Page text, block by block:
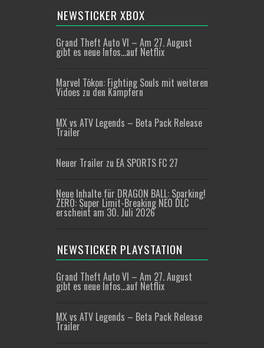
NEWSTICKER XBOX
Grand Theft Auto VI – Am 27. August
gibt es neue Infos…auf Netflix
Marvel Tōkon: Fighting Souls mit weiteren
Vidoes zu den Kämpfern
MX vs ATV Legends – Beta Pack Release
Trailer
Neuer Trailer zu EA SPORTS FC 27
Neue Inhalte für DRAGON BALL: Sparking!
ZERO: Super Limit-Breaking NEO DLC
erscheint am 30. Juli 2026
NEWSTICKER PLAYSTATION
Grand Theft Auto VI – Am 27. August
gibt es neue Infos…auf Netflix
MX vs ATV Legends – Beta Pack Release
Trailer